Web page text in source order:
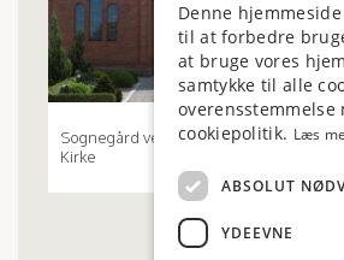
Sognegård ved Voel
Kirke
Denne
til at forbedre
at bruge vores
samtykke til alle
overensstemmelse
cookiepolitik. Læs
ABSOLUT
YDEEVNE